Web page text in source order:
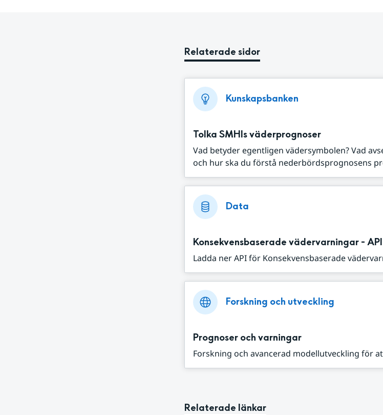
Relaterade sidor
Kunskapsbanken
Tolka SMHIs väderprognoser
Vad betyder egentligen vädersymbolen? Vad
och hur ska du förstå nederbördsprognosens
Data
Konsekvensbaserade vädervarningar - API
Ladda ner API för Konsekvensbaserade
Forskning och utveckling
Prognoser och varningar
Forskning och avancerad modellutveckling för
Relaterade länkar